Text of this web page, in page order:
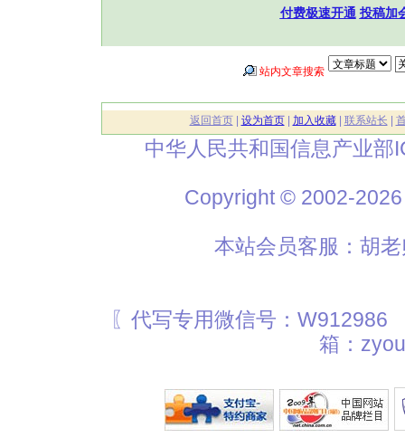
付费极速开通 投稿加
站内文章搜索
返回首页| 设为首页| 加入收藏| 联系站长
中华人民共和国信息产业部
Copyright © 2002-
本站会员客服：胡
〖代写专用微信号：
箱：